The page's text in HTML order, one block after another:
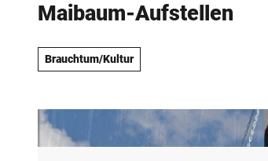
Maibaum-Aufstellen
Brauchtum/Kultur